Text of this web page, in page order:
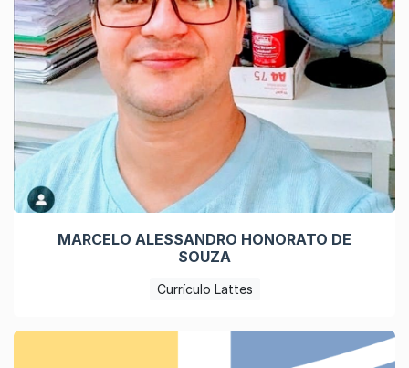
MARCELO ALESSANDRO HONORATO DE
SOUZA
Currículo Lattes